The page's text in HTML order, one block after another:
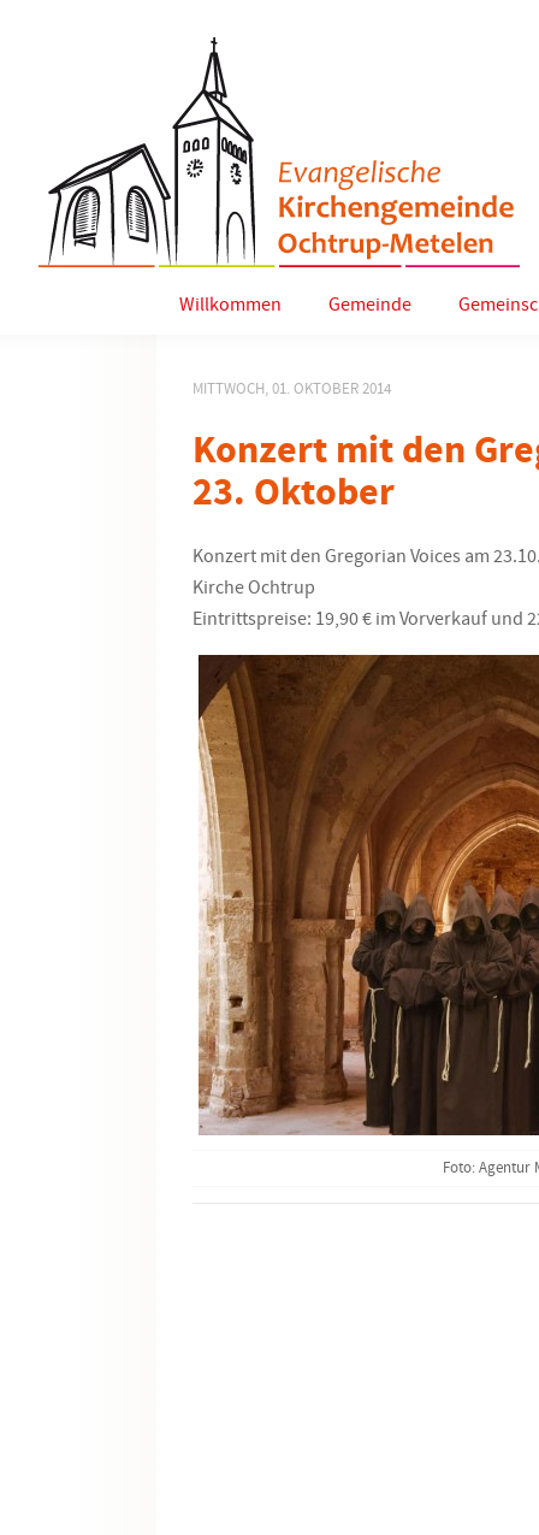
Willkommen Gemeinde
MITTWOCH, 01. OKTOBER 2014
Konzert mit den
23. Oktober
Konzert mit den Gregorian Voices am
Kirche Ochtrup
Eintrittspreise: 19,90 € im Vorverkauf und
Foto: Agentur